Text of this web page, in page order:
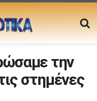
την
στημένες